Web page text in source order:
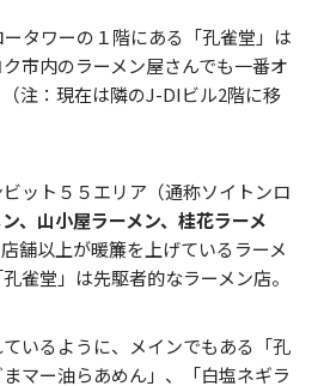
タワーの１階にある「孔雀堂」は
市内のラーメン屋さんでも一番オ
注：現在は隣のJ-DIビル2階に移
ット５５エリア（通称ソイトンロ
、山小屋ラーメン、桂花ラーメ
舗以上が暖簾を上げているラーメ
雀堂」は先駆者的なラーメン店。
いるように、メインでもある「孔
マー油らあめん」、「白塩ネギラ